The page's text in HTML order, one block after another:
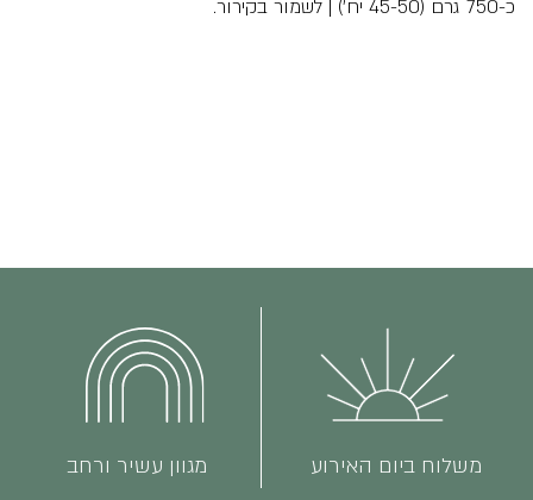
כ-750 גרם (45-50 יח’) | לשמור בקירור.
משלוח ביום האירוע מגוון עשיר ורחב